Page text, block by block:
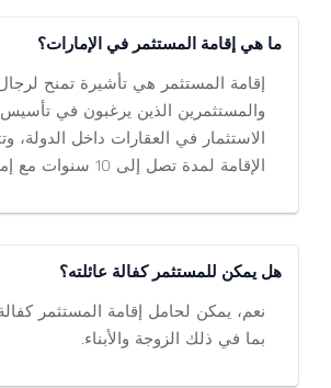
ما هي إقامة المستثمر في الإمارات؟
إقامة المستثمر هي تأشيرة تمنح
والمستثمرين الذين يرغبون في
الاستثمار في العقارات داخل الدولة،
الإقامة لمدة تصل إلى 10 سنوات مع إمكانية التجديد.
هل يمكن للمستثمر كفالة عائلته؟
نعم، يمكن لحامل إقامة المستثمر كفالة
بما في ذلك الزوجة والأبناء.